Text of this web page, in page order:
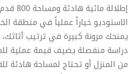
إطلالة
الاستوديو خياراً عملياً في منطقة
يمنحك مرونة كبيرة في ترتيب
دراسة منفصلة يضيف قيمة عملية
من المنزل أو تحتاج لمساحة هادئة